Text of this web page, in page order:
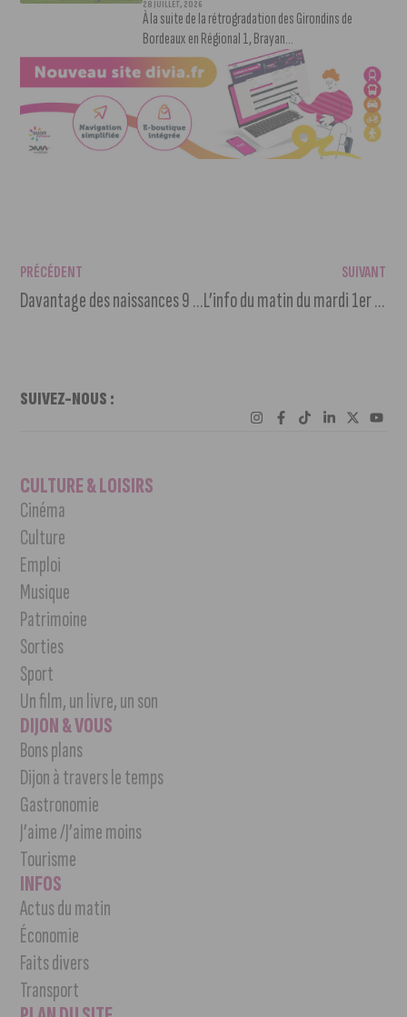
28 JUILLET, 2026
À la suite de la rétrogradation des Girondins de
Bordeaux en Régional 1, Brayan...
PRÉCÉDENT
Davantage des naissances 9 mois après la fin du premier confinement
SUIVANT
L’info du matin du mardi 1er juin 2021
SUIVEZ-NOUS :
CULTURE & LOISIRS
Cinéma
Culture
Emploi
Musique
Patrimoine
Sorties
Sport
Un film, un livre, un son
DIJON & VOUS
Bons plans
Dijon à travers le temps
Gastronomie
J’aime /J’aime moins
Tourisme
INFOS
Actus du matin
Économie
Faits divers
Transport